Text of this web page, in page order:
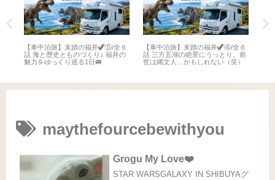
【車中泊旅】未踏の福井🦖⑤/全６
話 海と歴史とものづくり♪ 福井の
魅力をゆっくり巡る1日🚐
【車中泊旅】未踏の福井🦖④/全６
話 三方五湖の絶景にうっとり。前
世は縄文人…かもしれない（笑）
maythefourcebewithyou
Grogu My Love❤️
STAR WARSGALAXY IN SHIBUYAグ